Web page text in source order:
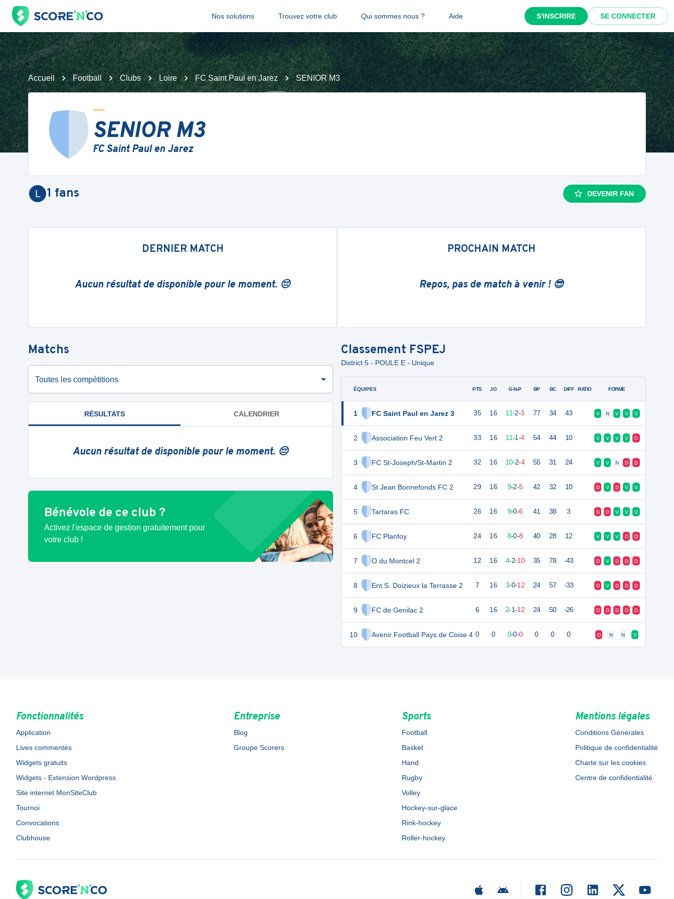
Nos solutions Trouvez votre club Qui sommes nous ? Aide S'INSCRIRE SE CONNECTER
Accueil Football Clubs Loire FC Saint Paul en Jarez SENIOR M3
SENIOR M3
FC Saint Paul en Jarez
L 1 fans DEVENIR FAN
DERNIER MATCH
Aucun résultat de disponible pour le moment. 😔
PROCHAIN MATCH
Repos, pas de match à venir ! 😎
Matchs
Toutes les compétitions
RÉSULTATS CALENDRIER
Aucun résultat de disponible pour le moment. 😔
Bénévole de ce club ?
Activez l'espace de gestion gratuitement pour
votre club !
Classement FSPEJ
District 5 - POULE E - Unique
ÉQUIPES
1 FC Saint Paul en Jarez 3
2 Association Feu Vert 2
3 FC St-Joseph/St-Martin 2
4 St Jean Bonnefonds FC 2
5 Tartaras FC
6 FC Planfoy
7 O du Montcel 2
8 Ent.S. Doizieux la Terrasse 2
9 FC de Genilac 2
10 Avenir Football Pays de Coise 4
PTS JO G-N-P BP BC DIFF RATIO FORME
35 16 11-2-3 77 34 43 V N V V V
33 16 11-1-4 54 44 10 V V V V D
32 16 10-2-4 55 31 24 V V N D D
29 16 9-2-5 42 32 10 D V D V V
26 16 9-0-6 41 38 3 D D V V V
24 16 8-0-8 40 28 12 V V V D D
12 16 4-2-10 35 78 -43 D V D D D
7 16 3-0-12 24 57 -33 D V D D D
6 16 2-1-12 24 50 -26 D D D D D
0 0 0-0-0 0 0 0 D N N V
Fonctionnalités
Application
Lives commentés
Widgets gratuits
Widgets - Extension Wordpress
Site internet MonSiteClub
Tournoi
Convocations
Clubhouse
Entreprise
Blog
Groupe Scorers
Sports
Football
Basket
Hand
Rugby
Volley
Hockey-sur-glace
Rink-hockey
Roller-hockey
Mentions légales
Conditions Générales
Politique de confidentialité
Charte sur les cookies
Centre de confidentialité